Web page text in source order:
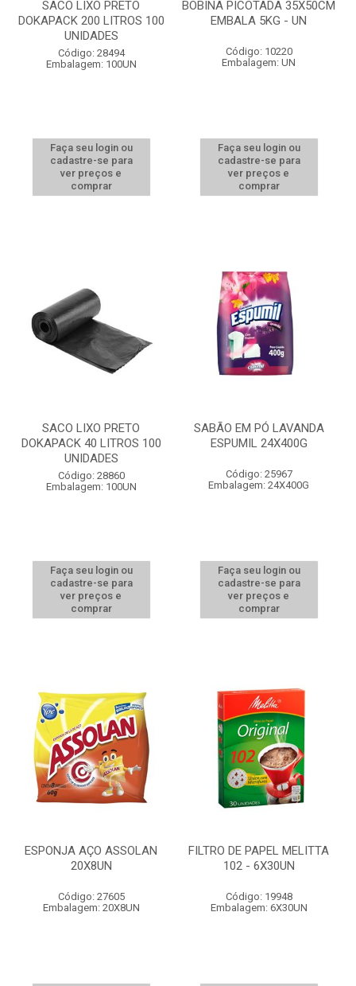
SACO LIXO PRETO
DOKAPACK 200 LITROS 100
UNIDADES
Código: 28494
Embalagem: 100UN
Faça seu login ou
cadastre-se para
ver preços e
comprar
BOBINA PICOTADA 35X50CM
EMBALA 5KG - UN
Código: 10220
Embalagem: UN
Faça seu login ou
cadastre-se para
ver preços e
comprar
SACO LIXO PRETO
DOKAPACK 40 LITROS 100
UNIDADES
Código: 28860
Embalagem: 100UN
Faça seu login ou
cadastre-se para
ver preços e
comprar
SABÃO EM PÓ LAVANDA
ESPUMIL 24X400G
Código: 25967
Embalagem: 24X400G
Faça seu login ou
cadastre-se para
ver preços e
comprar
ESPONJA AÇO ASSOLAN
20X8UN
Código: 27605
Embalagem: 20X8UN
FILTRO DE PAPEL MELITTA
102 - 6X30UN
Código: 19948
Embalagem: 6X30UN